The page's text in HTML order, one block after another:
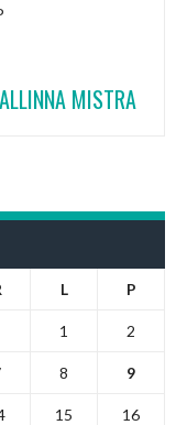
MISTRA
L P
1 2
8 9
15 16